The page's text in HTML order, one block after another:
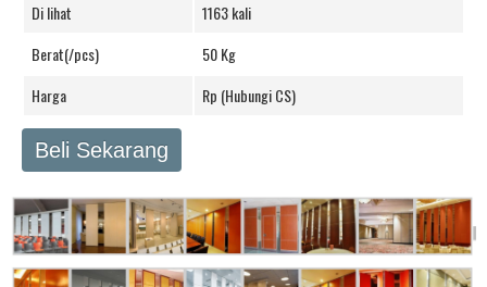
Di lihat
1163 kali
Berat(/pcs)
50 Kg
Harga
Rp (Hubungi CS)
Beli Sekarang